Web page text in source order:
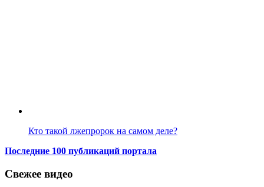
Кто такой лжепророк на самом деле?
Последние 100 публикаций портала
Свежее видео